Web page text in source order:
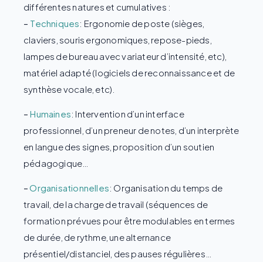
différentes natures et cumulatives :
– Techniques: Ergonomie de poste (sièges,
claviers, souris ergonomiques, repose-pieds,
lampes de bureau avec variateur d’intensité, etc),
matériel adapté (logiciels de reconnaissance et de
synthèse vocale, etc).
–Humaines: Intervention d’un interface
professionnel, d’un preneur de notes, d’un interprète
en langue des signes, proposition d’un soutien
pédagogique…
–Organisationnelles: Organisation du temps de
travail, de la charge de travail (séquences de
formation prévues pour être modulables en termes
de durée, de rythme, une alternance
présentiel/distanciel, des pauses régulières…